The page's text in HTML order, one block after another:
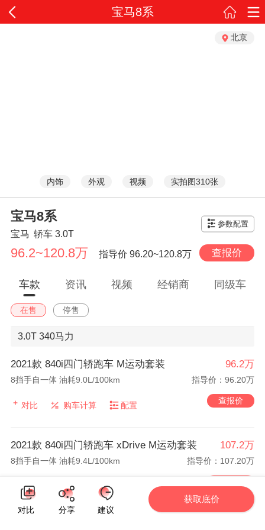
宝马8系
北京
内饰 外观 视频 实拍图310张
宝马8系
宝马 轿车 3.0T
参数配置
96.2~120.8万 指导价 96.20~120.8万 查报价
车款 资讯 视频 经销商 同级车
在售 停售
3.0T 340马力
2021款 840i四门轿跑车 M运动套装 96.2万
8挡手自一体 油耗9.0L/100km 指导价：96.20万
对比 购车计算 配置 查报价
2021款 840i四门轿跑车 xDrive M运动套装 107.2万
8挡手自一体 油耗9.4L/100km 指导价：107.20万
对比 购车计算
对比 分享 建议
获取底价